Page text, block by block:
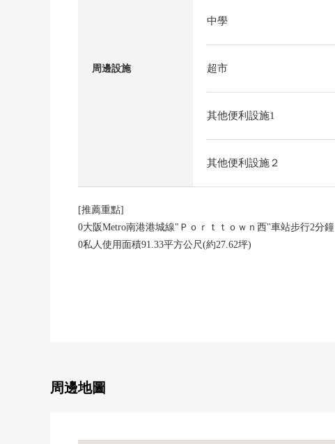
周邊設施
中學
超市
其他便利設施1
其他便利設施２
[推薦重點]
0大阪Metro南港港城線"Ｐｏｒｔｔｏｗｎ西"車站步行2分鐘
0私人使用面積91.33平方公尺(約27.62坪)
[在2023年1月一部分新翻修]
周邊地圖